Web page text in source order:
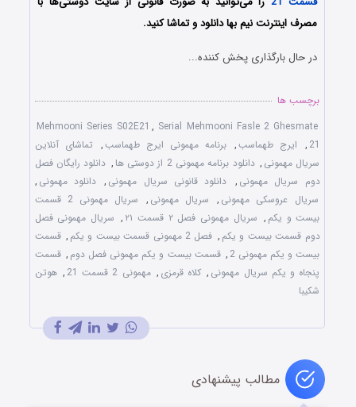
مصرف اینترنت نیم بها دانلود و تماشا کنید.
در حال بارگذاری پخش کننده...
برچسب ها
Mehmooni Series S02E21 , Serial Mehmooni Fasle 2 Ghesmate
21
, ایرج طهماسب, برنامه مهمونی ایرج طهماسب, تماشای آنلاین
سریال مهمونی , دانلود برنامه مهمونی 2 از دوستی ها , دانلود رایگان فصل
دوم سریال مهمونی , دانلود قانونی سریال مهمونی , دانلود مهمونی ,
سریال عروسکی مهمونی , سریال مهمونی ,
سریال مهمونی 2 قسمت
بیست و یکم , سریال مهمونی فصل ۲ قسمت ۲۱ , سریال مهمونی فصل
دوم قسمت بیست و یکم , فصل 2 مهمونی قسمت بیست و یکم , قسمت
بیست و یکم مهمونی 2 , قسمت بیست و یکم مهمونی فصل دوم , قسمت
پنجاه و یکم سریال مهمونی , کلاه قرمزی , مهمونی 2 قسمت 21 , هوتن
شکیبا
مطالب پیشنهادی